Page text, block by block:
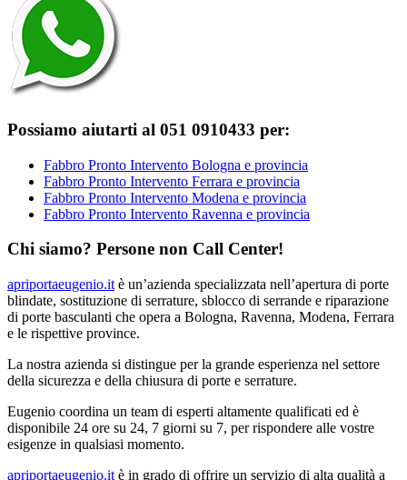
Possiamo aiutarti al 051 0910433 per:
Fabbro Pronto Intervento Bologna e provincia
Fabbro Pronto Intervento Ferrara e provincia
Fabbro Pronto Intervento Modena e provincia
Fabbro Pronto Intervento Ravenna e provincia
Chi siamo? Persone non Call Center!
apriportaeugenio.it è un’azienda specializzata nell’apertura di porte
blindate, sostituzione di serrature, sblocco di serrande e riparazione
di porte basculanti che opera a Bologna, Ravenna, Modena, Ferrara
e le rispettive province.
La nostra azienda si distingue per la grande esperienza nel settore
della sicurezza e della chiusura di porte e serrature.
Eugenio coordina un team di esperti altamente qualificati ed è
disponibile 24 ore su 24, 7 giorni su 7, per rispondere alle vostre
esigenze in qualsiasi momento.
apriportaeugenio.it è in grado di offrire un servizio di alta qualità a